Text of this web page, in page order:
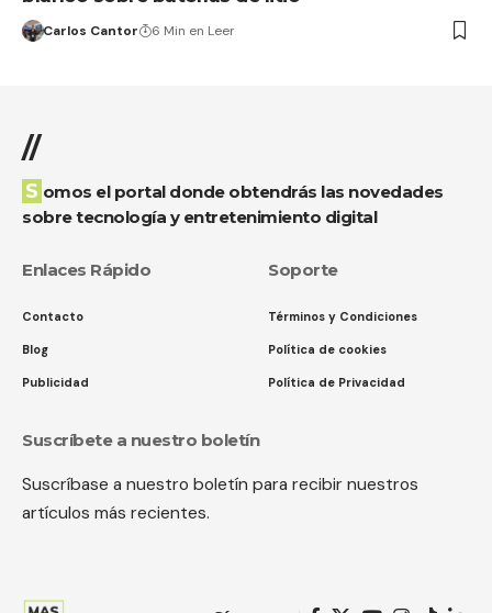
Carlos Cantor 6 Min en Leer
//
Somos el portal donde obtendrás las novedades
sobre tecnología y entretenimiento digital
Enlaces Rápido
Contacto
Blog
Publicidad
Soporte
Términos y Condiciones
Política de cookies
Política de Privacidad
Suscríbete a nuestro boletín
Suscríbase a nuestro boletín para recibir nuestros
artículos más recientes.